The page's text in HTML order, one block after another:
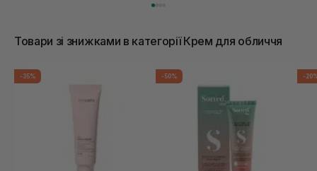
Товари зі знижками в категорії Крем для обличчя
-35% -50% -